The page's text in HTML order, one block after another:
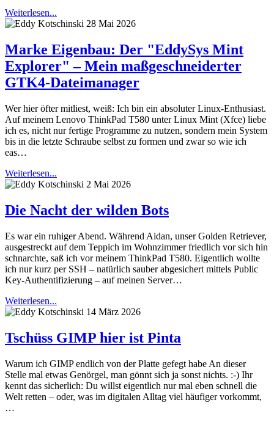
Weiterlesen...
28 Mai 2026
Marke Eigenbau: Der "EddySys Mint
Explorer" – Mein maßgeschneiderter
GTK4-Dateimanager
Wer hier öfter mitliest, weiß: Ich bin ein absoluter Linux-Enthusiast.
Auf meinem Lenovo ThinkPad T580 unter Linux Mint (Xfce) liebe
ich es, nicht nur fertige Programme zu nutzen, sondern mein System
bis in die letzte Schraube selbst zu formen und zwar so wie ich
eas…
Weiterlesen...
2 Mai 2026
Die Nacht der wilden Bots
Es war ein ruhiger Abend. Während Aidan, unser Golden Retriever,
ausgestreckt auf dem Teppich im Wohnzimmer friedlich vor sich hin
schnarchte, saß ich vor meinem ThinkPad T580. Eigentlich wollte
ich nur kurz per SSH – natürlich sauber abgesichert mittels Public
Key-Authentifizierung – auf meinen Server…
Weiterlesen...
14 März 2026
Tschüss GIMP hier ist Pinta
Warum ich GIMP endlich von der Platte gefegt habe An dieser
Stelle mal etwas Genörgel, man gönnt sich ja sonst nichts. :-) Ihr
kennt das sicherlich: Du willst eigentlich nur mal eben schnell die
Welt retten – oder, was im digitalen Alltag viel häufiger vorkommt,
…